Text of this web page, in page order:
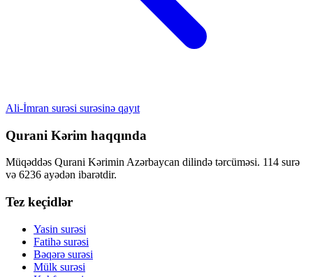
Ali-İmran surəsi surəsinə qayıt
Qurani Kərim haqqında
Müqəddəs Qurani Kərimin Azərbaycan dilində tərcüməsi. 114 surə
və 6236 ayədən ibarətdir.
Tez keçidlər
Yasin surəsi
Fatihə surəsi
Bəqərə surəsi
Mülk surəsi